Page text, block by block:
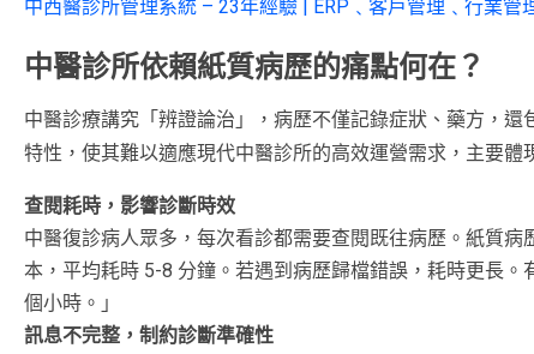
中西醫診所管理系統 – 23年經驗 | ERP﹑客戶管理﹑行業管
中醫診所依賴紙質病歷的痛點何在？
中醫診療講究「辨證論治」，病歷不僅記錄症狀、藥方，
特性，使其難以適應現代中醫診所的高效運營需求，主要體
查閱耗時，影響診斷時效
中醫復診病人眾多，每次看診都需要查閱既往病歷。紙質
本，平均耗時 5-8 分鐘。若遇到病歷歸檔錯誤，耗時更長
個小時。」
訊息不完整，制約診斷準確性